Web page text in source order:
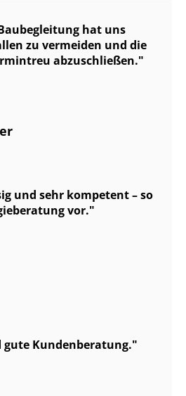
hat uns
zu vermeiden und die
abzuschließen.
und sehr kompetent – so
vor.
gute Kundenberatung.